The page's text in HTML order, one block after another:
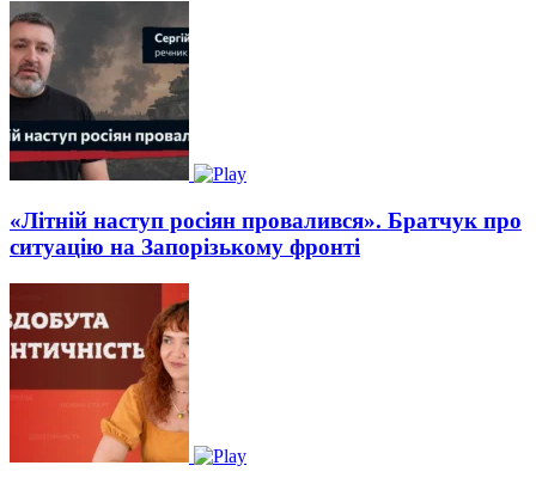
«Літній наступ росіян провалився». Братчук про
ситуацію на Запорізькому фронті